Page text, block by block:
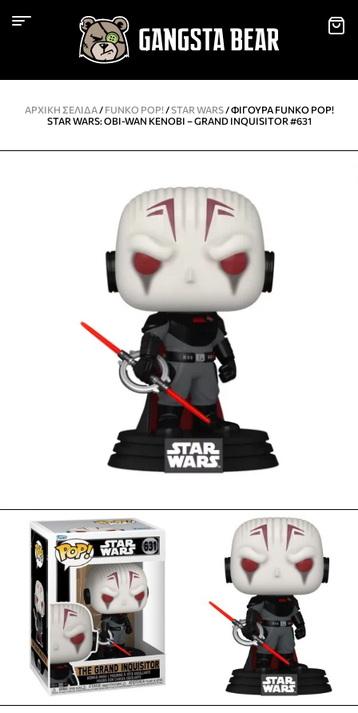
ΑΡΧΙΚΉ ΣΕΛΊΔΑ/ FUNKO POP! /STAR WARS/ ΦΙΓΟΎΡΑ FUNKO POP!
STAR WARS: OBI-WAN KENOBI – GRAND INQUISITOR #631